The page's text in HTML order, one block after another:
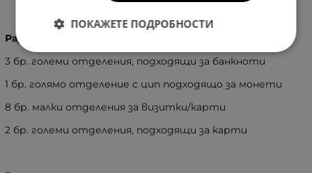
Разпределение:
3 бр. големи отделения, подходящи за банкноти
1 бр. голямо отделение с цип подходящо за монети
8 бр. малки отделения за визитки/карти
2 бр. големи отделения, подходящи за карти
ПОКАЖЕТЕ ПОДРОБНОСТИ